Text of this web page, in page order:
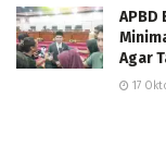
APBD
Agar
17